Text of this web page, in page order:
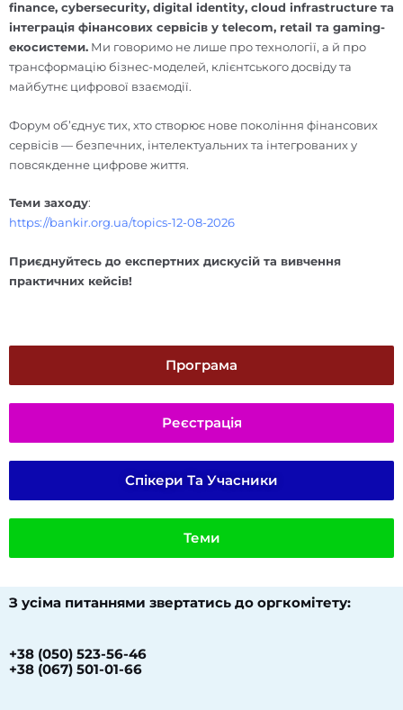
finance, cybersecurity, digital identity, cloud infrastructure та
інтеграція фінансових сервісів у telecom, retail та gaming-
екосистеми. Ми говоримо не лише про технології, а й про
трансформацію бізнес-моделей, клієнтського досвіду та
майбутнє цифрової взаємодії.
Форум об’єднує тих, хто створює нове покоління фінансових
сервісів — безпечних, інтелектуальних та інтегрованих у
повсякденне цифрове життя.
Теми заходу:
https://bankir.org.ua/topics-12-08-2026
Приєднуйтесь до експертних дискусій та вивчення
практичних кейсів!
Програма
Реєстрація
Спікери Та Учасники
Теми
З усіма питаннями звертатись до оргкомітету:​
+38 (050) 523-56-46
+38 (067) 501-01-66